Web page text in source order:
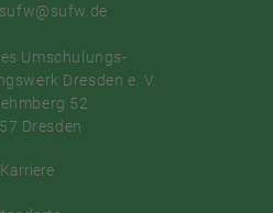
Umschulungs-
Dresden e. V.
52
Dresden
Karriere